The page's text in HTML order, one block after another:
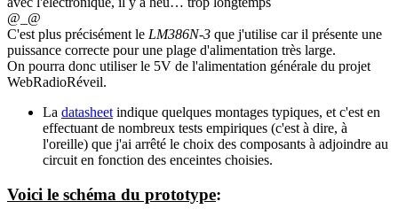
@_@
C'est plus précisément le LM386N-3 que j'utilise car il présente une
puissance correcte pour une plage d'alimentation très large.
On pourra donc utiliser le 5V de l'alimentation générale du projet
WebRadioRéveil.
La datasheet indique quelques montages typiques, et c'est en
effectuant de nombreux tests empiriques (c'est à dire, à
l'oreille) que j'ai arrêté le choix des composants à adjoindre au
circuit en fonction des enceintes choisies.
Voici le schéma du prototype: